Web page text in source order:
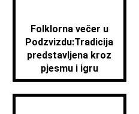
Folklorna večer u
Podzvizdu:Tradicija
predstavljena kroz
pjesmu i igru